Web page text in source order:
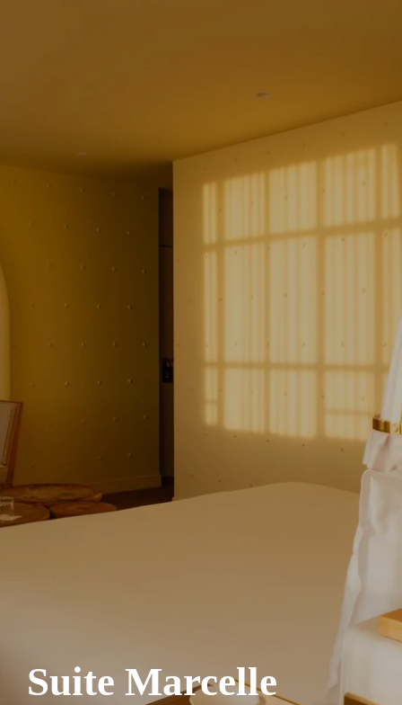
Suite Marcelle